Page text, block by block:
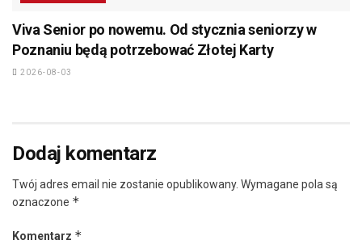
Viva Senior po nowemu. Od stycznia seniorzy w
Poznaniu będą potrzebować Złotej Karty
2026-08-03
Dodaj komentarz
Twój adres email nie zostanie opublikowany. Wymagane pola są
oznaczone *
Komentarz *